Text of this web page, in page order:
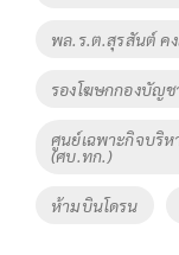
k
พล.ร.ต.สุรสันต์ ค
รองโฆษกกองบัญ
ศูนย์เฉพาะกิจบริ
(ศบ.ทก.)
ห้ามบินโดรน